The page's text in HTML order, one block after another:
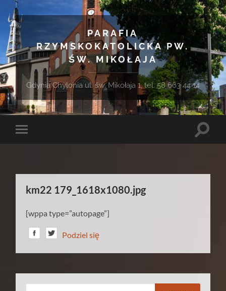
PARAFIA
RZYMSKOKATOLICKA PW.
ŚW. MIKOŁAJA
Gdynia Chylonia ul. św. Mikołaja 1, tel. 58 663 44 14
Toggle
Toggle
km22 179_1618x1080.jpg
[wppa type=”autopage”]
Podziel się